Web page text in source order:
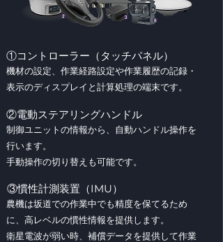
​①コントローラー（タッチパネル）
機材の設定、作業経路設定や作業履歴の記録・
表示のディスプレイと計算処理の端末です。
②電動ステアリングハンドル
制御ユニットの情報から、自動ハンドル操作を
行います。
手動操作の切り替えも可能です。
③慣性計測装置（IMU）
農機は坂道での作業中でも精度を保てるため
に、高レベルの慣性情報を提供します。
衛星電波が弱い時、補償データを提供して作業